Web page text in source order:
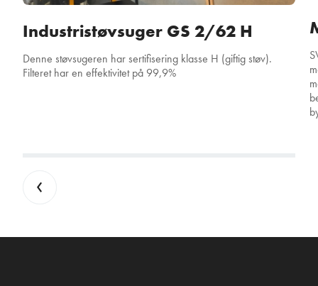
Industristøvsuger GS 2/62 H
Denne støvsugeren har sertifisering klasse H (giftig støv).
Filteret har en effektivitet på 99,9%